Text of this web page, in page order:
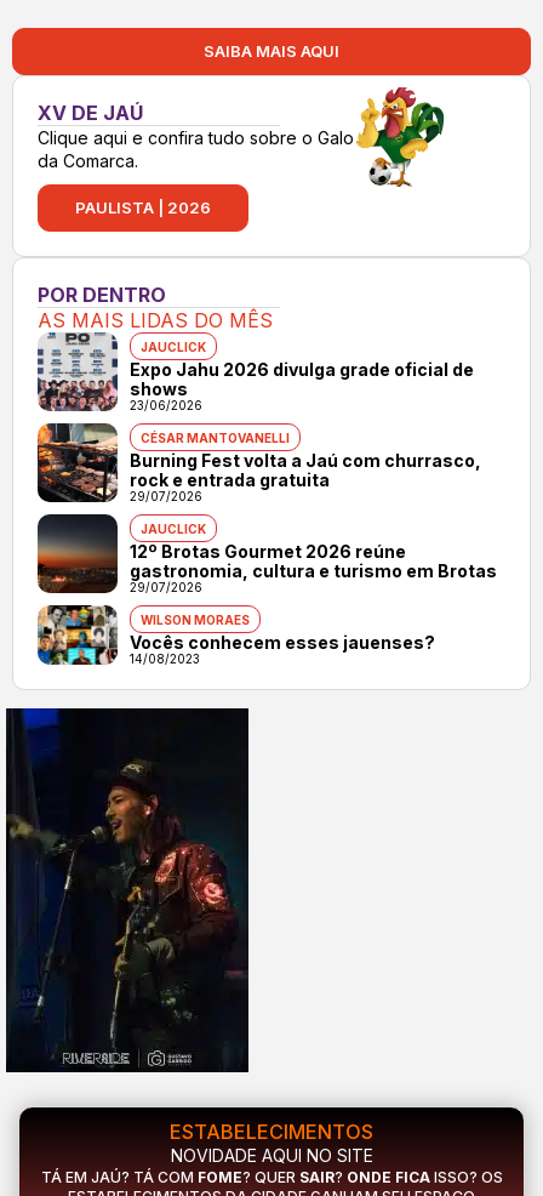
SAIBA MAIS AQUI
XV DE JAÚ
Clique aqui e confira tudo sobre o Galo
da Comarca.
PAULISTA | 2026
POR DENTRO
AS MAIS LIDAS DO MÊS
JAUCLICK
Expo Jahu 2026 divulga grade oficial de
shows
23/06/2026
CÉSAR MANTOVANELLI
Burning Fest volta a Jaú com churrasco,
rock e entrada gratuita
29/07/2026
JAUCLICK
12º Brotas Gourmet 2026 reúne
gastronomia, cultura e turismo em Brotas
29/07/2026
WILSON MORAES
Vocês conhecem esses jauenses?
14/08/2023
ESTABELECIMENTOS
NOVIDADE AQUI NO SITE
TÁ EM JAÚ? TÁ COM FOME? QUER SAIR? ONDE FICAISSO? OS